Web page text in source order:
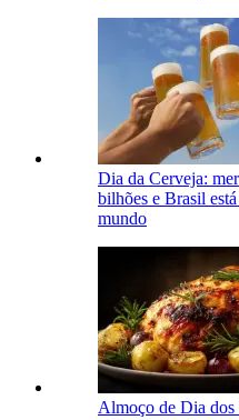
Dia da Cerveja:
bilhões e Brasil
mundo
Almoço de Dia dos